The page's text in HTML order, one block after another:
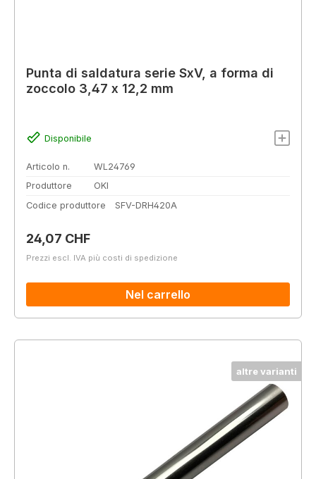
Punta di saldatura serie SxV, a forma di
zoccolo 3,47 x 12,2 mm
Disponibile
Articolo n.
WL24769
Produttore
OKI
Codice produttore
SFV-DRH420A
Prezzo normale:
24,07 CHF
Prezzi escl. IVA più costi di spedizione
Nel carrello
altre varianti